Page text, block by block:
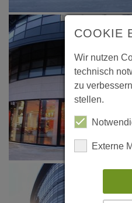
COOKIE
Wir nutzen
technisch
zu
stellen.
Externe